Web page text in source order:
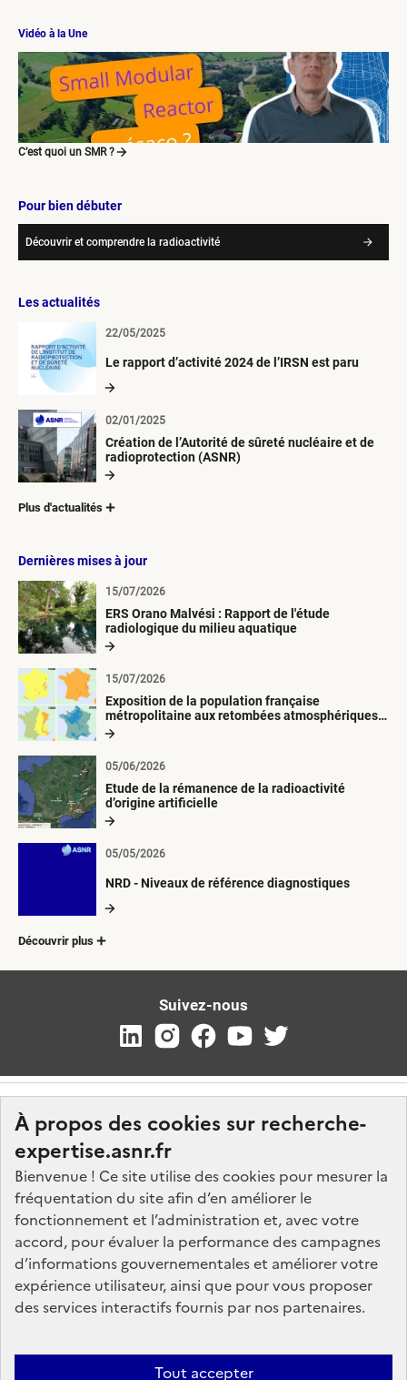
À propos des cookies sur recherche-
expertise.asnr.fr
Bienvenue ! Ce site utilise des cookies pour mesurer la
fréquentation du site afin d’en améliorer le
fonctionnement et l’administration et, avec votre
accord, pour évaluer la performance des campagnes
d’informations gouvernementales et améliorer votre
expérience utilisateur, ainsi que pour vous proposer
des services interactifs fournis par nos partenaires.
Tout accepter
Vidéo à la Une
C’est quoi un SMR ?
Pour bien débuter
Découvrir et comprendre la radioactivité
Les actualités
Le rapport d’activité 2024 de l’IRSN est paru
22/05/2025
Création de l’Autorité de sûreté nucléaire et de
radioprotection (ASNR)
02/01/2025
Plus d'actualités
Dernières mises à jour
ERS Orano Malvési : Rapport de l'étude
radiologique du milieu aquatique
15/07/2026
Exposition de la population française
métropolitaine aux retombées atmosphériques
radioactives depuis 1945
15/07/2026
Etude de la rémanence de la radioactivité
d’origine artificielle
05/06/2026
NRD - Niveaux de référence diagnostiques
05/05/2026
Découvrir plus
Suivez-nous
Nos marchés
Nos offres d'emploi
FAQ
Glossaire